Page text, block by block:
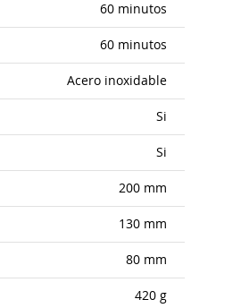
60 minutos
60 minutos
Acero inoxidable
Si
Si
200 mm
130 mm
80 mm
420 g